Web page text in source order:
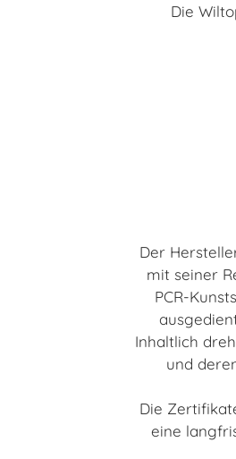
Die
Der
mit seiner
PCR-
Inhaltlich
und
Die
eine